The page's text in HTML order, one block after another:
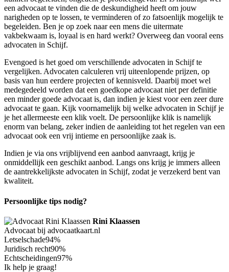
een advocaat te vinden die de deskundigheid heeft om jouw
narigheden op te lossen, te verminderen of zo fatsoenlijk mogelijk te
begeleiden. Ben je op zoek naar een mens die uitermate
vakbekwaam is, loyaal is en hard werkt? Overweeg dan vooral eens
advocaten in Schijf.
Evengoed is het goed om verschillende advocaten in Schijf te
vergelijken. Advocaten calculeren vrij uiteenlopende prijzen, op
basis van hun eerdere projecten of kennisveld. Daarbij moet wel
medegedeeld worden dat een goedkope advocaat niet per definitie
een minder goede advocaat is, dan indien je kiest voor een zeer dure
advocaat te gaan. Kijk voornamelijk bij welke advocaten in Schijf je
je het allermeeste een klik voelt. De persoonlijke klik is namelijk
enorm van belang, zeker indien de aanleiding tot het regelen van een
advocaat ook een vrij intieme en persoonlijke zaak is.
Indien je via ons vrijblijvend een aanbod aanvraagt, krijg je
onmiddellijk een geschikt aanbod. Langs ons krijg je immers alleen
de aantrekkelijkste advocaten in Schijf, zodat je verzekerd bent van
kwaliteit.
Persoonlijke tips nodig?
Rini Klaassen
Advocaat bij advocaatkaart.nl
Letselschade94%
Juridisch recht90%
Echtscheidingen97%
Ik help je graag!